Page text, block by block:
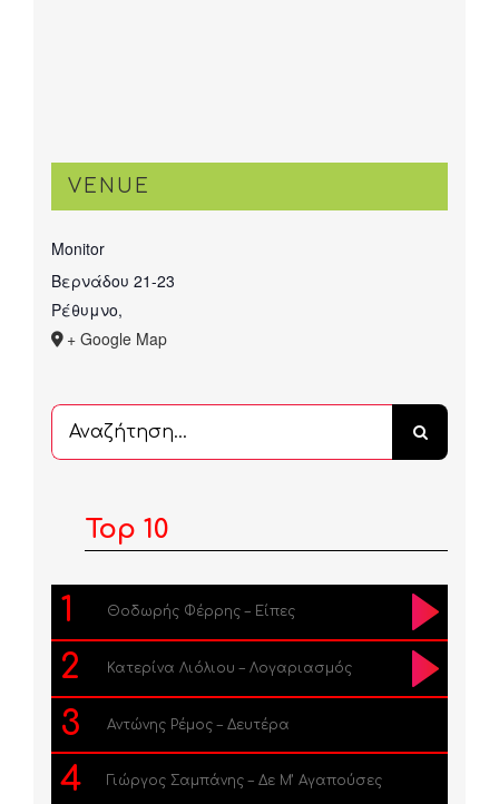
VENUE
Monitor
Βερνάδου 21-23
Ρέθυμνο,
+ Google Map
Αναζήτηση
...
Top 10
1 Θοδωρής Φέρρης – Είπες
2 Κατερίνα Λιόλιου – Λογαριασμός
3 Αντώνης Ρέμος – Δευτέρα
4 Γιώργος Σαμπάνης – Δε Μ’ Αγαπούσες